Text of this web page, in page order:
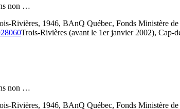
non …
Rivières, 1946, BAnQ Québec, Fonds Ministère
Trois-Rivières (avant le 1er janvier 2002), Cap-
non …
Rivières, 1946, BAnQ Québec, Fonds Ministère